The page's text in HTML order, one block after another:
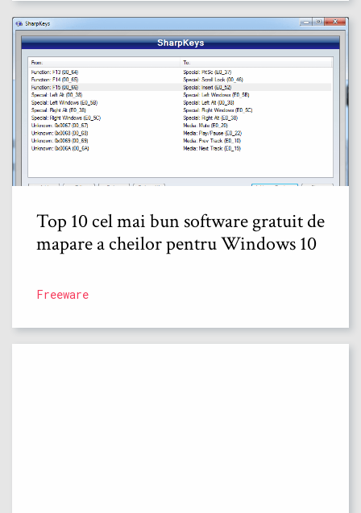
Top 10 cel mai bun software gratuit de
mapare a cheilor pentru Windows 10
Freeware